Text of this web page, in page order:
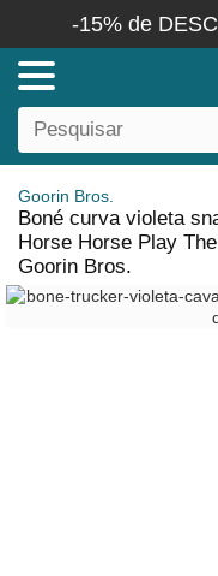
-15% de
Goorin Bros.
Boné curva violeta
Horse Horse Play
Goorin Bros.